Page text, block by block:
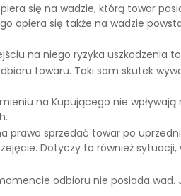
się na wadzie, którą towar
opiera się także na wadzie
na niego ryzyka uszkodzenia
towaru. Taki sam skutek
na Kupującego nie
prawo sprzedać towar po
Dotyczy to również
odbioru nie posiada